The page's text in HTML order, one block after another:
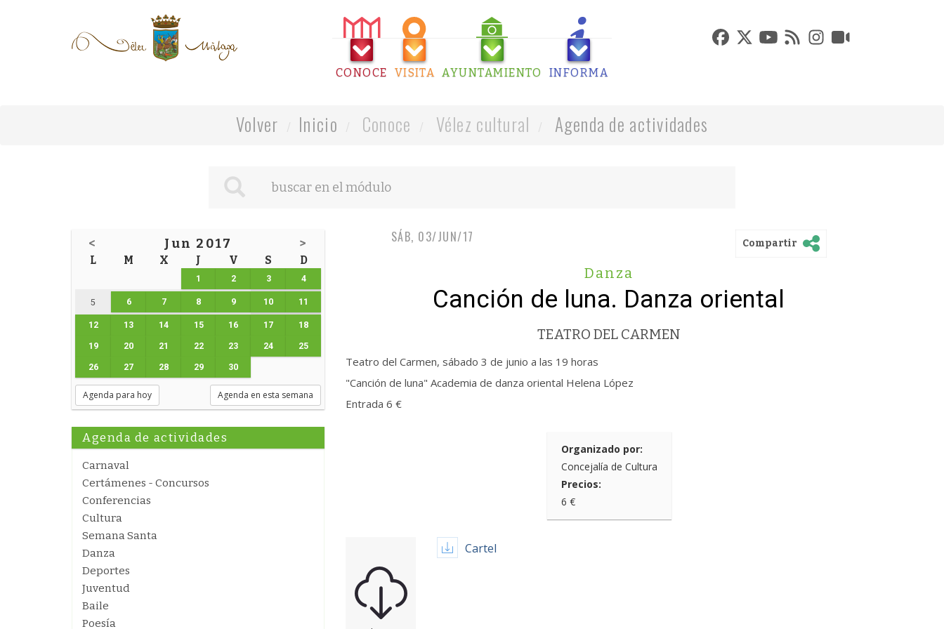
CONOCE VISITA AYUNTAMIENTO INFORMA
Volver Inicio Conoce Vélez cultural Agenda de actividades
< Jun 2017 >
L M X J V S D
1 2 3 4
5 6 7 8 9 10 11
12 13 14 15 16 17 18
19 20 21 22 23 24 25
26 27 28 29 30
Agenda para hoy Agenda en esta semana
Agenda de actividades
Carnaval
Certámenes - Concursos
Conferencias
Cultura
Semana Santa
Danza
Deportes
Juventud
Baile
Poesía
SÁB, 03/JUN/17 Compartir
Danza
Canción de luna. Danza oriental
TEATRO DEL CARMEN
Teatro del Carmen, sábado 3 de junio a las 19 horas
"Canción de luna" Academia de danza oriental Helena López
Entrada 6 €
Organizado por:
Concejalía de Cultura
Precios:
6 €
Cartel